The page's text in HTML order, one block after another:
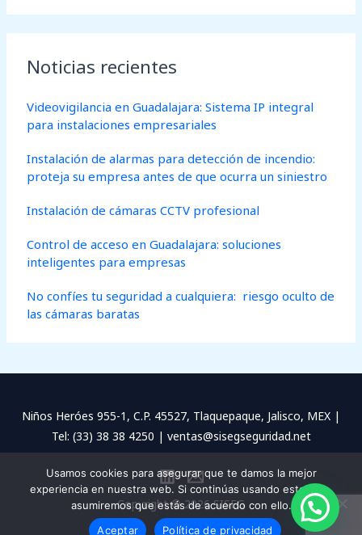
Noticias recientes
Videovigilancia en Guadalajara: Sistema IP integral
para instalaciones empresariales
Instalación de alarmas para detección de incendio:
proteja su empresa antes de que ocurra un siniestro
Instalación de cámaras CCTV profesional
Control de acceso en Guadalajara: soluciones
inteligentes para empresas
No confíes tu seguridad a cualquiera: riesgo oculto de
las cámaras baratas
Niños Heróes 955-1, C.P. 45527, Tlaquepaque, Jalisco, MEX |
Tel: (33) 38 38 4250 | ventas@sisegseguridad.net
Copyright © 2026 SISEG
Usamos cookies para asegurar que te damos la mejor
experiencia en nuestra web. Si continúas usando este sitio,
asumiremos que estás de acuerdo con ello.
Aceptar
Política de privacidad